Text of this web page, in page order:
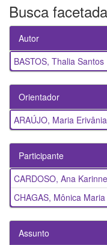
Busca facetada
Autor
BASTOS, Thalia Santos
Orientador
ARAÚJO, Maria
Participante
CARDOSO, Ana
CHAGAS, Mônica
Assunto